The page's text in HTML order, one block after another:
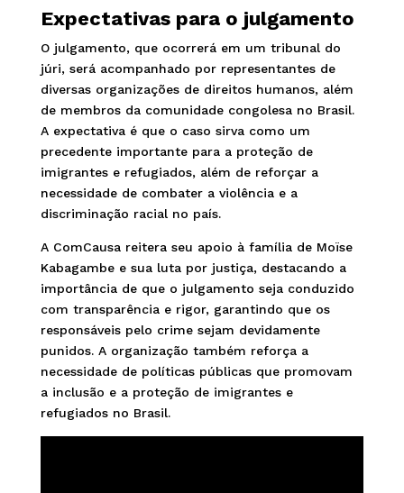
Expectativas para o julgamento
O julgamento, que ocorrerá em um tribunal do
júri, será acompanhado por representantes de
diversas organizações de direitos humanos, além
de membros da comunidade congolesa no Brasil.
A expectativa é que o caso sirva como um
precedente importante para a proteção de
imigrantes e refugiados, além de reforçar a
necessidade de combater a violência e a
discriminação racial no país.
A ComCausa reitera seu apoio à família de Moïse
Kabagambe e sua luta por justiça, destacando a
importância de que o julgamento seja conduzido
com transparência e rigor, garantindo que os
responsáveis pelo crime sejam devidamente
punidos. A organização também reforça a
necessidade de políticas públicas que promovam
a inclusão e a proteção de imigrantes e
refugiados no Brasil.